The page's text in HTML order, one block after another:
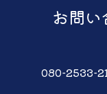
お問い
080-2533-